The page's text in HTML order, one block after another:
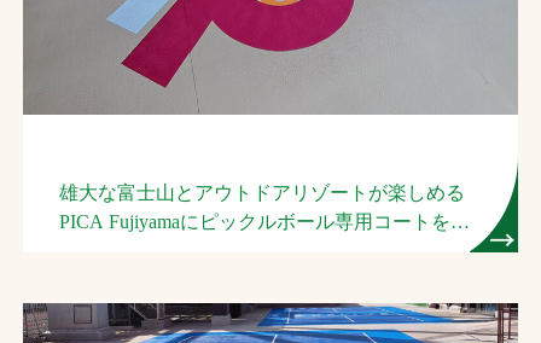
雄大な富士山とアウトドアリゾートが楽しめる
PICA Fujiyamaにピックルボール専用コートを施